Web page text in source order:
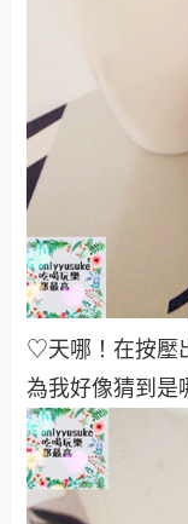
♡天哪！在按壓
為我好像猜到是